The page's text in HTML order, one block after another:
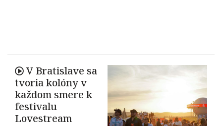
V Bratislave sa
tvoria kolóny v
každom smere k
festivalu
Lovestream